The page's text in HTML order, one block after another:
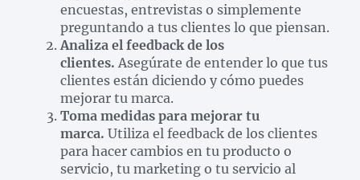
encuestas, entrevistas o simplemente
preguntando a tus clientes lo que piensan.
Analiza el feedback de los
clientes. Asegúrate de entender lo que tus
clientes están diciendo y cómo puedes
mejorar tu marca.
Toma medidas para mejorar tu
marca. Utiliza el feedback de los clientes
para hacer cambios en tu producto o
servicio, tu marketing o tu servicio al